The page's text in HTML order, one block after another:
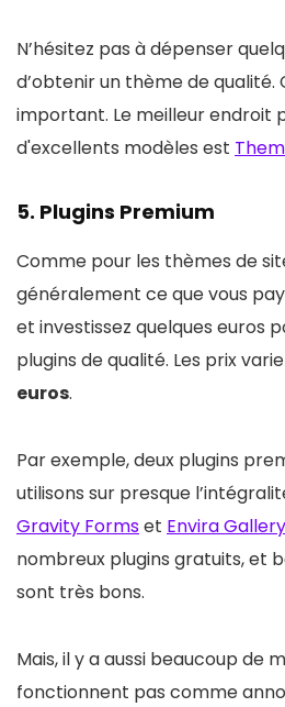
N’hésitez pas à dépenser
d’obtenir un thème de qualité.
important. Le meilleur endroit
d'excellents modèles est
5. Plugins Premium
Comme pour les thèmes de
généralement ce que vous
et investissez quelques euros
plugins de qualité. Les prix
euros.
Par exemple, deux plugins
utilisons sur presque
Gravity Formset Envira Gallery
nombreux plugins gratuits, et
sont très bons.
Mais, il y a aussi beaucoup de
fonctionnent pas comme